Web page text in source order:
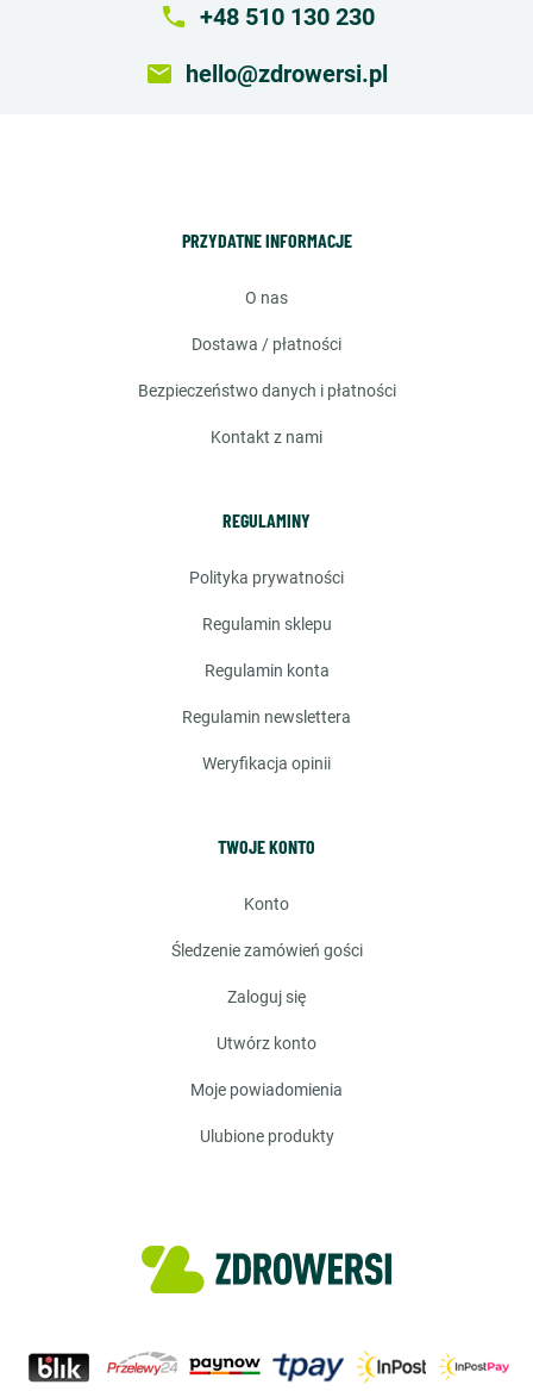
local_phone +48 510 130 230
email hello@zdrowersi.pl
PRZYDATNE INFORMACJE
o nas
dostawa / płatności
bezpieczeństwo danych i płatności
kontakt z nami
REGULAMINY
polityka prywatności
regulamin sklepu
regulamin konta
regulamin newslettera
weryfikacja opinii
TWOJE KONTO
konto
śledzenie zamówień gości
zaloguj się
utwórz konto
moje powiadomienia
ulubione produkty